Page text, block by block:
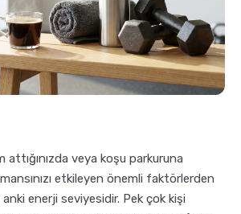
attığınızda veya koşu parkuruna
etkileyen önemli faktörlerden
enerji seviyesidir. Pek çok kişi